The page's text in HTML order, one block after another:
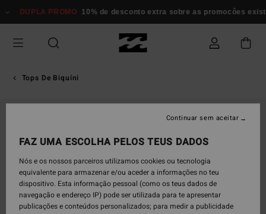
para
informação
DUPLA PROMO 10% de desconto extra sobre as promocôes
Tops De Biquíni
FAZ UMA ESCOLHA PELOS TEUS DADOS
Nós e os nossos parceiros utilizamos cookies ou tecnologia
equivalente para armazenar e/ou aceder a informações no teu
dispositivo. Esta informação pessoal (como os teus dados de
navegação e endereço IP) pode ser utilizada para te apresentar
publicações e conteúdos personalizados; para medir a publicidade
Continuar sem aceitar